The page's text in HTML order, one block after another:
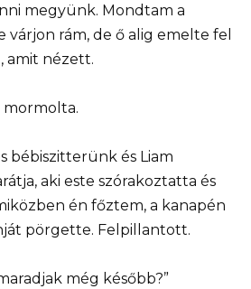
megyünk. Mondtam a
várjon rám, de ő alig emelte fel
amit nézett.
mormolta.
bébiszitterünk és Liam
aki este szórakoztatta és
én főztem, a kanapén
pörgette. Felpillantott.
még később?”